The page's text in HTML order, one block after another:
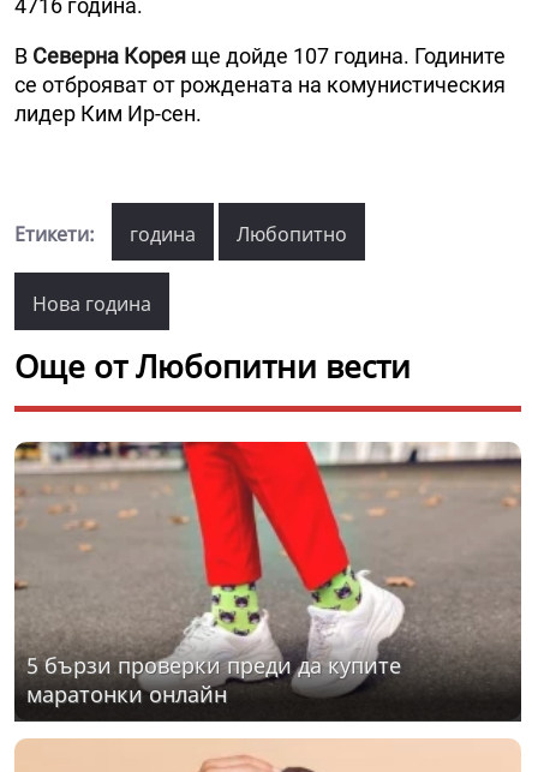
4716 година.
В Северна Корея ще дойде 107 година. Годините
се отброяват от рождената на комунистическия
лидер Ким Ир-сен.
Етикети: година Любопитно
Нова година
Още от Любопитни вести
5 бързи проверки преди да купите
маратонки онлайн